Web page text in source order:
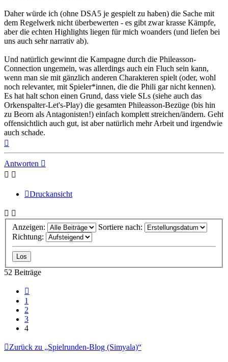
Daher würde ich (ohne DSA5 je gespielt zu haben) die Sache mit
dem Regelwerk nicht überbewerten - es gibt zwar krasse Kämpfe,
aber die echten Highlights liegen für mich woanders (und liefen bei
uns auch sehr narrativ ab).
Und natürlich gewinnt die Kampagne durch die Phileasson-
Connection ungemein, was allerdings auch ein Fluch sein kann,
wenn man sie mit gänzlich anderen Charakteren spielt (oder, wohl
noch relevanter, mit Spieler*innen, die die Phili gar nicht kennen).
Es hat halt schon einen Grund, dass viele SLs (siehe auch das
Orkenspalter-Let's-Play) die gesamten Phileasson-Bezüge (bis hin
zu Beorn als Antagonisten!) einfach komplett streichen/ändern. Geht
offensichtlich auch gut, ist aber natürlich mehr Arbeit und irgendwie
auch schade.
Antworten
Druckansicht
Anzeigen:
Sortiere nach:
Richtung:
52 Beiträge
1
2
3
4
Zurück zu „Spielrunden-Blog (Simyala)“